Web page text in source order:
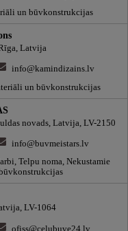
un būvkonstrukcijas
Latvija
info@kamindizains.lv
un būvkonstrukcijas
novads, Latvija, LV-2150
info@buvmeistars.lv
Telpu noma, Nekustamie
LV-1064
ofiss@celubuve24.lv